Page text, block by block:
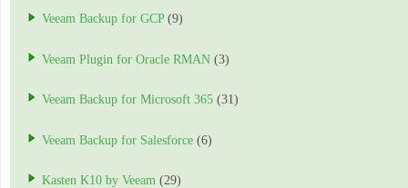
Veeam Backup for GCP(9)
Veeam Plugin for Oracle RMAN (3)
Veeam Backup for Microsoft 365 (31)
Veeam Backup for Salesforce (6)
Kasten K10 by Veeam (29)